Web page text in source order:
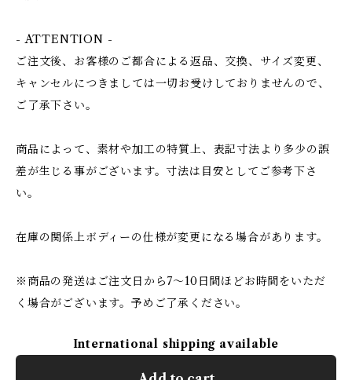
- ATTENTION -
ご注文後、お客様のご都合による返品、交換、サイズ変更、
キャンセルにつきましては一切お受けしておりませんので、
ご了承下さい。
商品によって、素材や加工の特質上、表記寸法より多少の誤
差が生じる事がございます。寸法は目安としてご参考下さ
い。
在庫の関係上ボディーの仕様が変更になる場合があります。
※商品の発送はご注文日から7〜10日間ほどお時間をいただ
く場合がございます。予めご了承ください。
International shipping available